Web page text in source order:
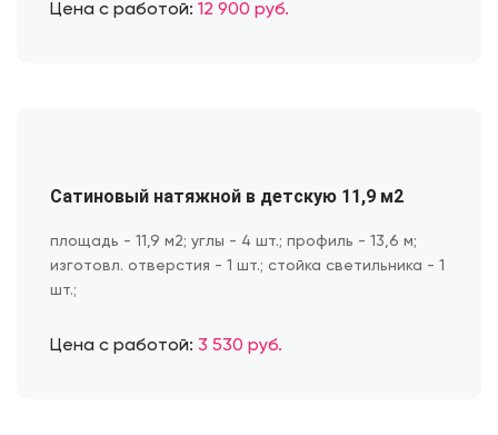
Цена с работой: 12 900 руб.
Сатиновый натяжной в детскую 11,9 м2
площадь - 11,9 м2; углы - 4 шт.; профиль - 13,6 м;
изготовл. отверстия - 1 шт.; стойка светильника - 1
шт.;
Цена с работой: 3 530 руб.